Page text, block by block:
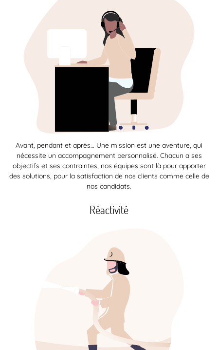
Avant, pendant et après… Une mission est une aventure, qui
nécessite un accompagnement personnalisé. Chacun a ses
objectifs et ses contraintes, nos équipes sont là pour apporter
des solutions, pour la satisfaction de nos clients comme celle de
nos candidats.
Réactivité